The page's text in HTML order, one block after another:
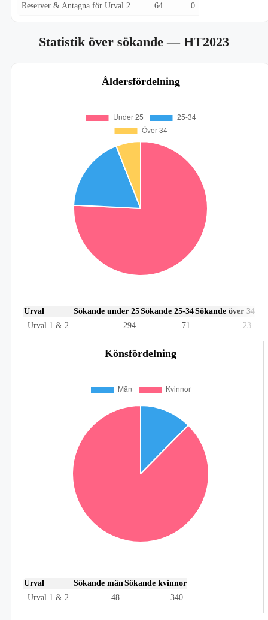
Reserver & Antagna för Urval 2 64 0
Statistik över sökande— HT2023
Åldersfördelning
Urval Sökande under 25Sökande 25-34Sökande över 34
Urval 1 & 2
294 71 23
Könsfördelning
Urval Sökande män Sökande kvinnor
Urval 1 & 2
48 340